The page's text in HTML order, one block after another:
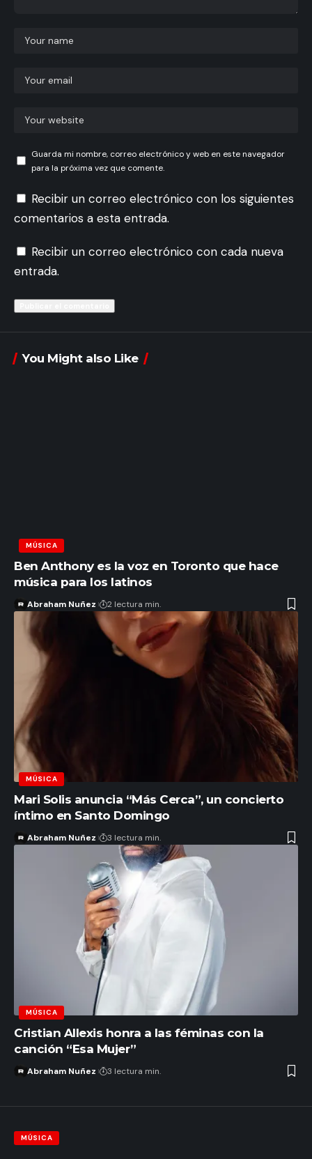
Guarda mi nombre, correo electrónico y web en este navegador
para la próxima vez que comente.
Recibir un correo electrónico con los siguientes
comentarios a esta entrada.
Recibir un correo electrónico con cada nueva
entrada.
You Might also Like
MÚSICA
Ben Anthony es la voz en Toronto que hace
música para los latinos
Abraham Nuñez 2 lectura min.
MÚSICA
Mari Solis anuncia “Más Cerca”, un concierto
íntimo en Santo Domingo
Abraham Nuñez 3 lectura min.
MÚSICA
Cristian Allexis honra a las féminas con la
canción “Esa Mujer”
Abraham Nuñez 3 lectura min.
MÚSICA